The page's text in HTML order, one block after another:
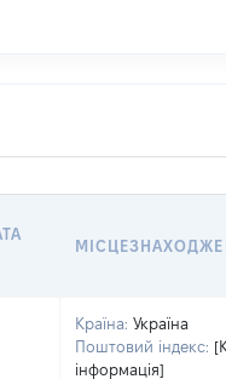
Країна: Україна
Поштовий індекс:
інформація]